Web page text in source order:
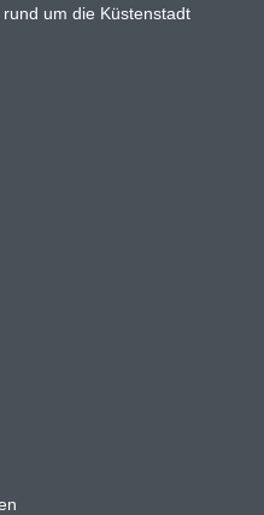
um die Küstenstadt